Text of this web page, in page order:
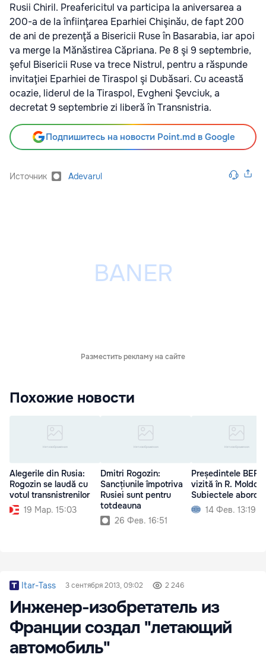
Rusii Chiril. Preafericitul va participa la aniversarea a
200-a de la înfiinţarea Eparhiei Chişinău, de fapt 200
de ani de prezenţă a Bisericii Ruse în Basarabia, iar apoi
va merge la Mănăstirea Căpriana. Pe 8 şi 9 septembrie,
şeful Bisericii Ruse va trece Nistrul, pentru a răspunde
invitaţiei Eparhiei de Tiraspol şi Dubăsari. Cu această
ocazie, liderul de la Tiraspol, Evgheni Şevciuk, a
decretat 9 septembrie zi liberă în Transnistria.
Подпишитесь на новости Point.md в Google
Источник Adevarul
Разместить рекламу на сайте
Похожие новости
Alegerile din Rusia:
Rogozin se laudă cu
votul transnistrenilor
19 Мар. 15:03
Dmitri Rogozin:
Sancțiunile împotriva
Rusiei sunt pentru
totdeauna
26 Фев. 16:51
Președintele
vizită în R.
Subiectele
14 Фев. 13:19
Itar-Tass 3 сентября 2013, 09:02 2 246
Инженер-изобретатель из
Франции создал "летающий
автомобиль"